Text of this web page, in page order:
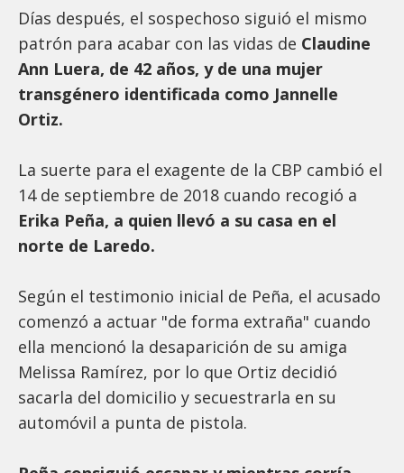
Días después, el sospechoso siguió el mismo
patrón para acabar con las vidas de Claudine
Ann Luera, de 42 años, y de una mujer
transgénero identificada como Jannelle
Ortiz.
La suerte para el exagente de la CBP cambió el
14 de septiembre de 2018 cuando recogió a
Erika Peña, a quien llevó a su casa en el
norte de Laredo.
Según el testimonio inicial de Peña, el acusado
comenzó a actuar "de forma extraña" cuando
ella mencionó la desaparición de su amiga
Melissa Ramírez, por lo que Ortiz decidió
sacarla del domicilio y secuestrarla en su
automóvil a punta de pistola.